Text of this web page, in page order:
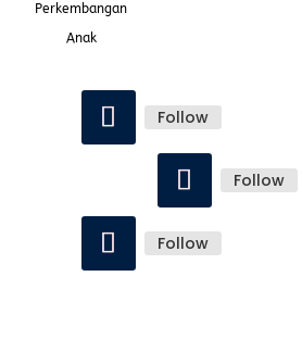
Perkembangan
Anak
Follow
Follow
Follow